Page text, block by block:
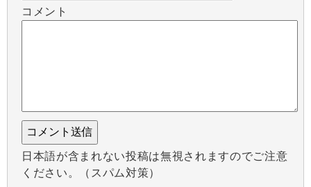
コメント
日本語が含まれない投稿は無視されますのでご注意
ください。（スパム対策）